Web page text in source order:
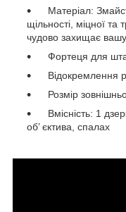
Матеріал:
щільності, міцної та
чудово захищає
Фортеця для
Відокремлення
Розмір
Вмісність: 1
об’ єктива, спалах